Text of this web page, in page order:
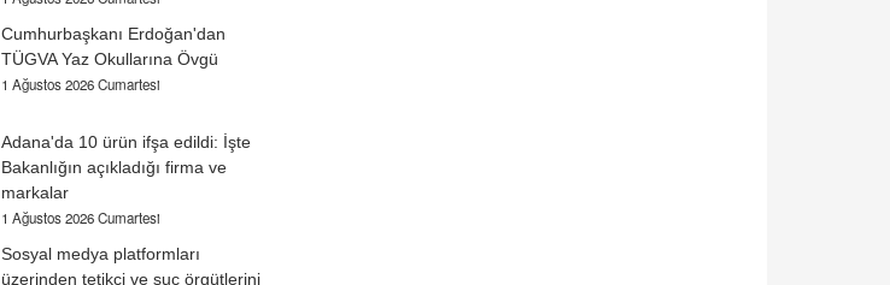
Cumhurbaşkanı Erdoğan'dan
TÜGVA Yaz Okullarına Övgü
1 Ağustos 2026 Cumartesi
Adana'da 10 ürün ifşa edildi: İşte
Bakanlığın açıkladığı firma ve
markalar
1 Ağustos 2026 Cumartesi
Sosyal medya platformları
üzerinden tetikçi ve suç örgütlerini